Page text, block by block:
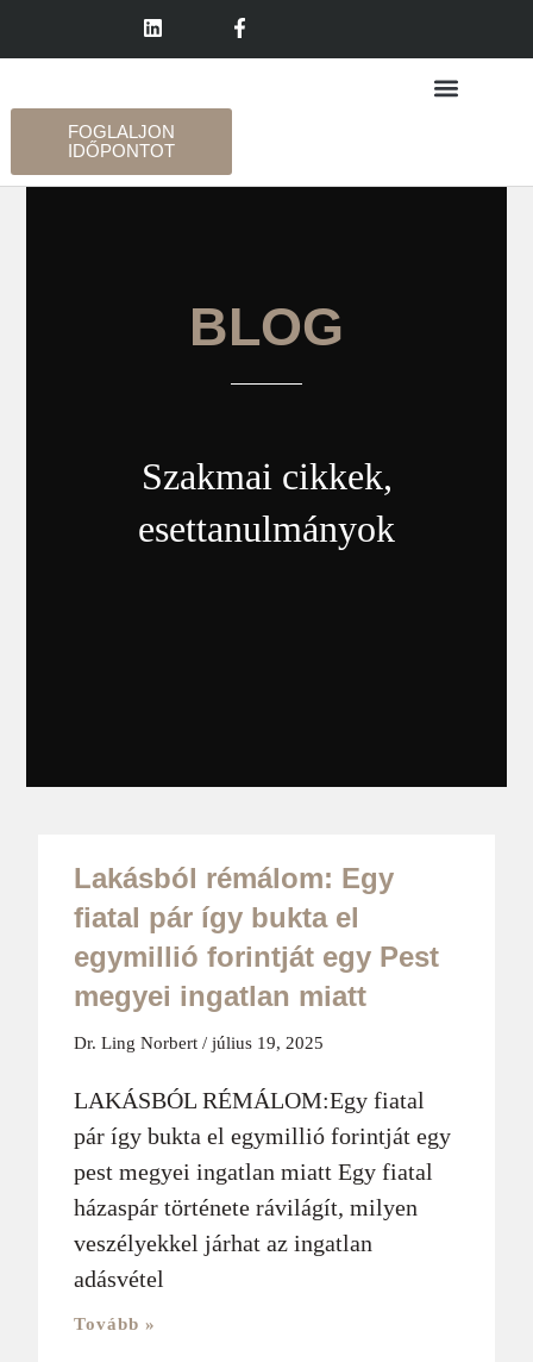
FOGLALJON
IDŐPONTOT
BLOG
Szakmai cikkek,
esettanulmányok
Lakásból rémálom: Egy
fiatal pár így bukta el
egymillió forintját egy Pest
megyei ingatlan miatt
Dr. Ling Norbert július 19, 2025
LAKÁSBÓL RÉMÁLOM:Egy fiatal
pár így bukta el egymillió forintját egy
pest megyei ingatlan miatt Egy fiatal
házaspár története rávilágít, milyen
veszélyekkel járhat az ingatlan
adásvétel
Tovább »